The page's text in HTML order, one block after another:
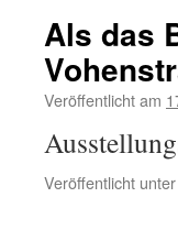
Als das
Veröffentlicht am
Veröffentlicht unter